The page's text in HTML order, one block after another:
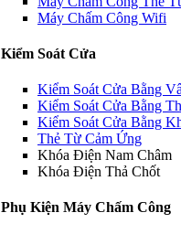
Máy Chấm Công Wifi
Kiểm Soát Cửa
Kiểm Soát Cửa Bằng
Kiểm Soát Cửa Bằng
Kiểm Soát Cửa Bằng
Thẻ Từ Cảm Ứng
Khóa Điện Nam Châm
Khóa Điện Thả Chốt
Phụ Kiện Máy Chấm Công